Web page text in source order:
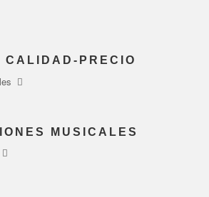
CALIDAD-PRECIO
MUSICALES